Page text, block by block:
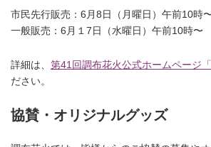
市民先行販売：6月8日（月曜日）午前10時
一般販売：6月１7日（水曜日）午前10時〜
詳細は、 第41回調布花火公式ホームページ「
ださい。
協賛・オリジナルグッズ